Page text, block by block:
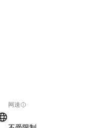
网速